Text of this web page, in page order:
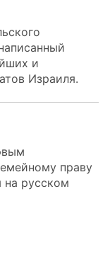
и
Израиля.
праву
на русском